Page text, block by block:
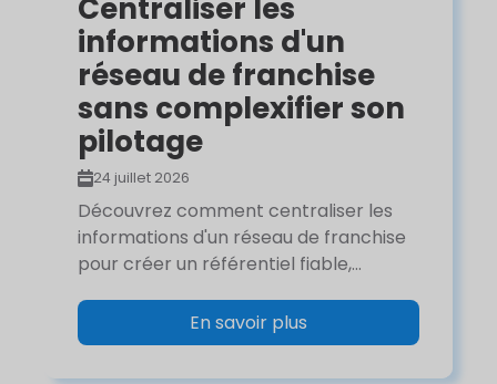
Centraliser les
informations d'un
réseau de franchise
sans complexifier son
pilotage
24 juillet 2026
Découvrez comment centraliser les
informations d'un réseau de franchise
pour créer un référentiel fiable,...
En savoir plus